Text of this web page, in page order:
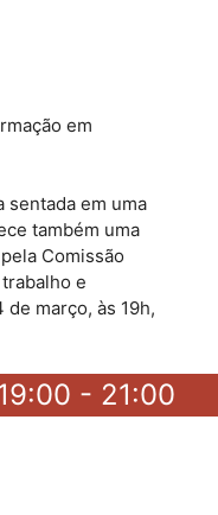
em
sentada em uma
também uma
Comissão
e
março, às 19h,
- 21:00